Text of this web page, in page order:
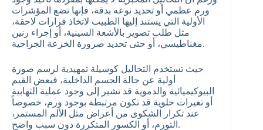
ورم عظمي أو تحديد نوعه بدقة، فإنها تضع المؤشرات
الأولية التي يستند إليها الطبيب لاتخاذ قرارات لاحقة،
مثل طلب تصوير بالأشعة السينية، أو إجراء رنين
مغناطيسي، أو حتى تحديد ضرورة الخزعة الجراحية.
حيث تستخدم التحاليل كوسيلة تمهيدية لرسم صورة
أولية عن حالة الجسم الداخلية، فبعض القيم
البيوكيميائية والدموية قد تشير إلى وجود عملية التهابية
أو تغيرات خلوية قد تكون مرتبطة بوجود ورم، خصوصاً
عند تكرار الشكوى من أعراض مثل الألم المستمر،
التورم، أو الكسور المتكررة دون سبب واضح.